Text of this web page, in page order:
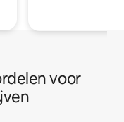
voor